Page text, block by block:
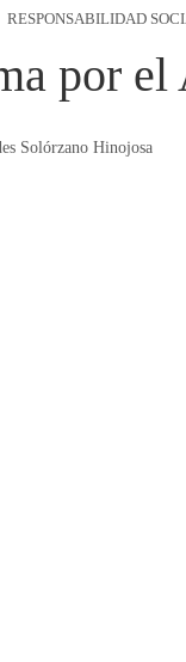
RESPONSABILIDAD
por
Solórzano Hinojosa